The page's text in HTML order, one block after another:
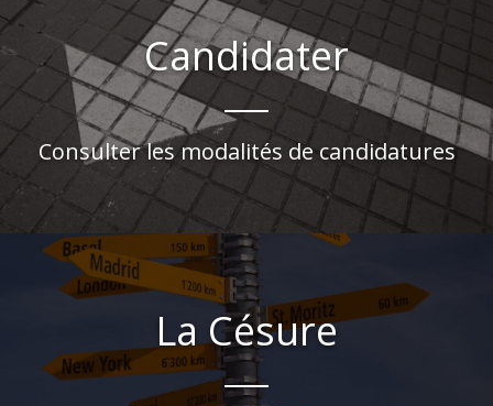
Candidater
Consulter les modalités de candidatures
La Césure